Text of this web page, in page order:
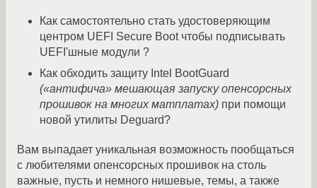
Как самостоятельно стать удостоверяющим
центром UEFI Secure Boot чтобы подписывать
UEFI'шные модули ?
Как обходить защиту Intel BootGuard
(«антифича» мешающая запуску опенсорсных
прошивок на многих матплатах) при помощи
новой утилиты Deguard?
Вам выпадает уникальная возможность пообщаться
с любителями опенсорсных прошивок на столь
важные, пусть и немного нишевые, темы, а также